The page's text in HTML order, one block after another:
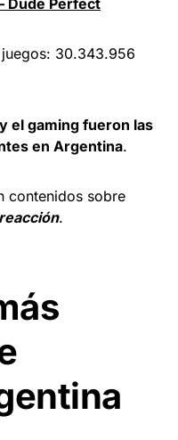
30.343.956
el gaming fueron las
en Argentina.
contenidos sobre
.